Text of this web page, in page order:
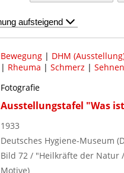
Bewegung| DHM
| Rheuma | Schmerz |
Fotografie
Ausstellungstafel "Was
1933
Deutsches Hygiene-Museum
Bild 72 / "Heilkräfte der Natur
Motive)